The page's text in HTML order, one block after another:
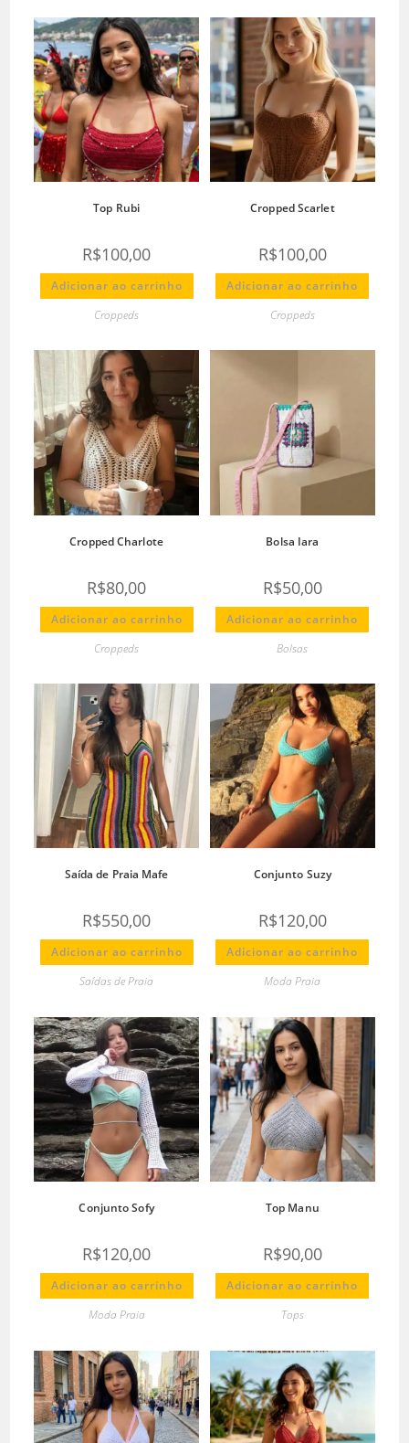
Top Rubi
R$100,00
Adicionar ao carrinho
Croppeds
Cropped Scarlet
R$100,00
Adicionar ao carrinho
Croppeds
Cropped Charlote
R$80,00
Adicionar ao carrinho
Croppeds
Bolsa Iara
R$50,00
Adicionar ao carrinho
Bolsas
Saída de Praia Mafe
R$550,00
Adicionar ao carrinho
Saídas de Praia
Conjunto Suzy
R$120,00
Adicionar ao carrinho
Moda Praia
Conjunto Sofy
R$120,00
Adicionar ao carrinho
Moda Praia
Top Manu
R$90,00
Adicionar ao carrinho
Tops